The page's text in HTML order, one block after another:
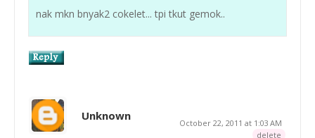
nak mkn bnyak2 cokelet... tpi tkut gemok..
Unknown
October 22, 2011 at 1:03 AM
delete